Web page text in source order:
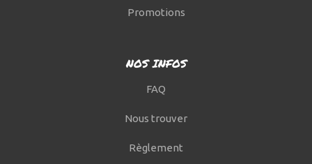
Promotions
NOS INFOS
FAQ
Nous trouver
Règlement